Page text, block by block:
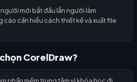
mới bắt đầu lẫn người làm
cáo cần hiểu cách thiết kế và xuất file
CorelDraw?
phần mềm trung tâm vì khóa học đi